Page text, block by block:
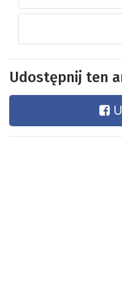
Udostępnij ten